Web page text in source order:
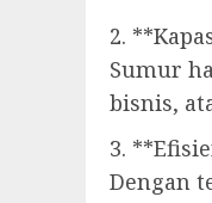
2.
Sumur
bisnis,
3.
Dengan